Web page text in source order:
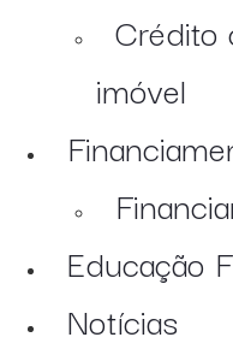
Crédito
imóvel
Educação
Notícias